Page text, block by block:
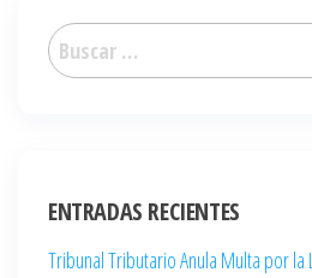
ENTRADAS RECIENTES
Tribunal Tributario Anula Multa por